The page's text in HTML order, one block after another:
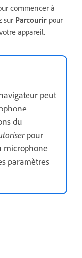
commencer à
sur Parcourir pour
appareil.
peut
du
pour
microphone
paramètres